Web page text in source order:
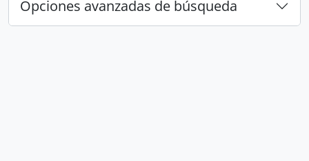
Opciones avanzadas de búsqueda